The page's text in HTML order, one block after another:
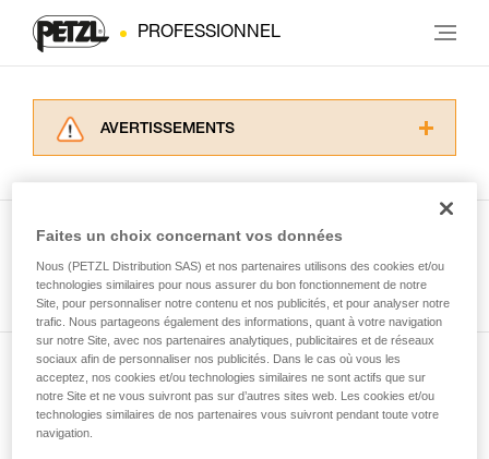
PROFESSIONNEL
AVERTISSEMENTS
informations de la notice technique pour
d’informations.
Maîtriser ces techniques nécessite une
formation et un entraînement spécifique. Validez
avec un professionnel votre capacité à refaire
la manipulation, seul, en toute sécurité, avant
de la reproduire en autonomie.
Nous donnons des exemples de techniques
Voir tous les conseils
Abonnez-vous à la newsletter
et restez connecté à notre actualité
Faites un choix concernant vos données
Nous (PETZL Distribution SAS) et nos partenaires utilisons des cookies et/ou
technologies similaires pour nous assurer du bon fonctionnement de notre
Site, pour personnaliser notre contenu et nos publicités, et pour analyser notre
trafic. Nous partageons également des informations, quant à votre navigation
sur notre Site, avec nos partenaires analytiques, publicitaires et de réseaux
sociaux afin de personnaliser nos publicités. Dans le cas où vous les
acceptez, nos cookies et/ou technologies similaires ne sont actifs que sur
notre Site et ne vous suivront pas sur d’autres sites web. Les cookies et/ou
technologies similaires de nos partenaires vous suivront pendant toute votre
navigation.